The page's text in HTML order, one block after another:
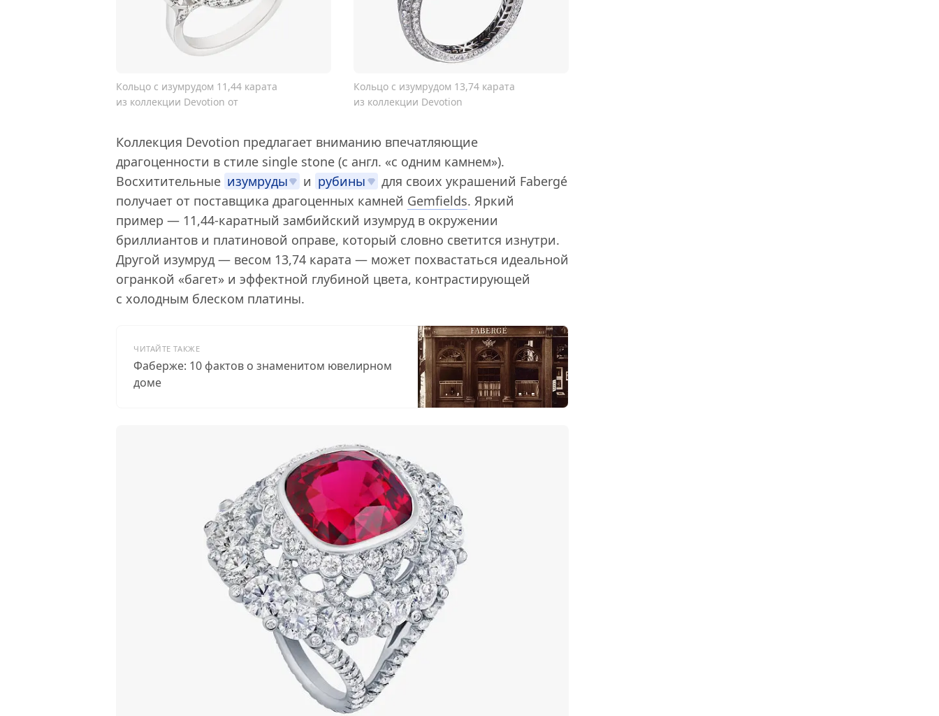
Кольцо с изумрудом 11,44 карата
из коллекции Devotion от
Кольцо с изумрудом 13,74 карата
из коллекции Devotion
Коллекция Devotion предлагает вниманию впечатляющие
драгоценности в стиле single stone (с англ. «с одним камнем»).
Восхитительные изумруды и рубины
для своих украшений Fabergé
получает от поставщика драгоценных камней Gemfields. Яркий
пример — 11,44-каратный замбийский изумруд в окружении
бриллиантов и платиновой оправе, который словно светится изнутри.
Другой изумруд — весом 13,74 карата — может похвастаться идеальной
огранкой «багет» и эффектной глубиной цвета, контрастирующей
с холодным блеском платины.
ЧИТАЙТЕ ТАКЖЕ
Фаберже: 10 фактов о знаменитом ювелирном
доме